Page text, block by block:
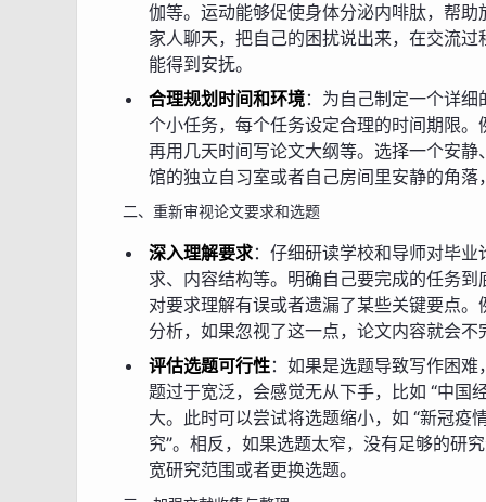
伽等。运动能够促使身体分泌内啡肽，帮
家人聊天，把自己的困扰说出来，在交流
能得到安抚。
合理规划时间和环境：为自己制定一个详
个小任务，每个任务设定合理的时间期限
再用几天时间写论文大纲等。选择一个安
馆的独立自习室或者自己房间里安静的角
二、重新审视论文要求和选题
深入理解要求：仔细研读学校和导师对毕
求、内容结构等。明确自己要完成的任务
对要求理解有误或者遗漏了某些关键要点
分析，如果忽视了这一点，论文内容就会不
评估选题可行性：如果是选题导致写作困
题过于宽泛，会感觉无从下手，比如 “中国
大。此时可以尝试将选题缩小，如 “新冠疫
究”。相反，如果选题太窄，没有足够的研
宽研究范围或者更换选题。